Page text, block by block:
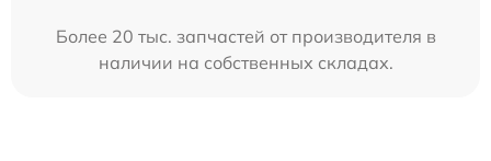
Более 20 тыс. запчастей от производителя в
наличии на собственных складах.